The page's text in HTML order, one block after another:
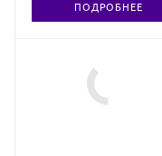
ПОДРОБНЕЕ